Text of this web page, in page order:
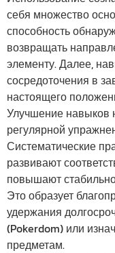
себя множество
способность
возвращать
элементу. Далее,
сосредоточения в
настоящего
Улучшение навыков
регулярной
Систематические
развивают
повышают
Это образует
удержания
(Pokerdom) или
предметам.